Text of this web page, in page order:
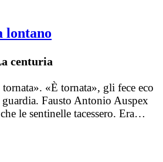
lontano
centuria
«È tornata», gli fece eco
Fausto Antonio Auspex
le sentinelle tacessero. Era…